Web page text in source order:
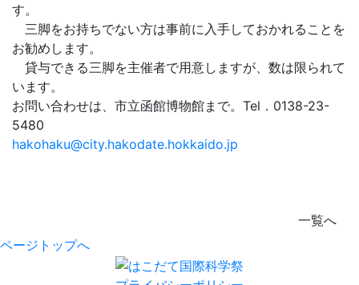
す。
三脚をお持ちでない方は事前に入手しておかれることを
お勧めします。
貸与できる三脚を主催者で用意しますが、数は限られて
います。
お問い合わせは、市立函館博物館まで。Tel．0138-23-
5480
hakohaku@city.hakodate.hokkaido.jp
一覧へ
ページトップへ